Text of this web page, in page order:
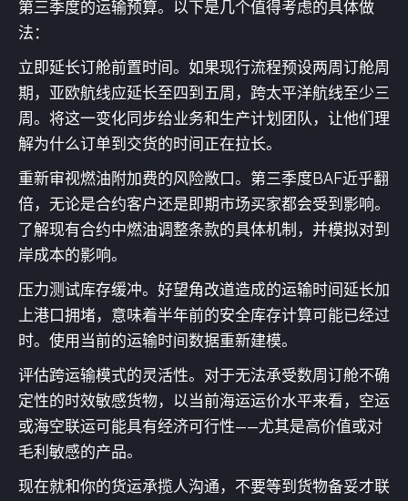
第三季度的运输预算。以下是几个值得考虑的具体做
法：
立即延长订舱前置时间。如果现行流程预设两周订舱周
期，亚欧航线应延长至四到五周，跨太平洋航线至少三
周。将这一变化同步给业务和生产计划团队，让他们理
解为什么订单到交货的时间正在拉长。
重新审视燃油附加费的风险敞口。第三季度BAF近乎翻
倍，无论是合约客户还是即期市场买家都会受到影响。
了解现有合约中燃油调整条款的具体机制，并模拟对到
岸成本的影响。
压力测试库存缓冲。好望角改道造成的运输时间延长加
上港口拥堵，意味着半年前的安全库存计算可能已经过
时。使用当前的运输时间数据重新建模。
评估跨运输模式的灵活性。对于无法承受数周订舱不确
定性的时效敏感货物，以当前海运运价水平来看，空运
或海空联运可能具有经济可行性——尤其是高价值或对
毛利敏感的产品。
现在就和你的货运承揽人沟通，不要等到货物备妥才联